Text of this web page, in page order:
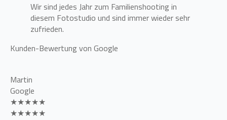
Wir sind jedes Jahr zum Familienshooting in
diesem Fotostudio und sind immer wieder sehr
zufrieden.
Kunden-Bewertung von Google
Martin
Google
★★★★★
★★★★★